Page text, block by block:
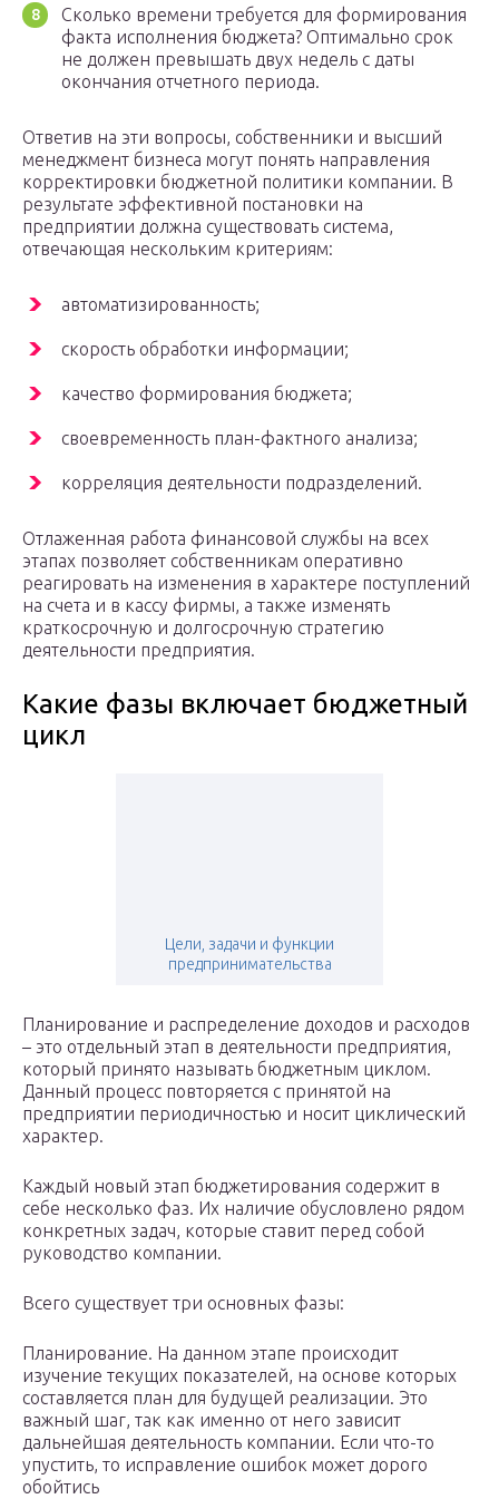
Сколько времени требуется для формирования
факта исполнения бюджета? Оптимально срок
не должен превышать двух недель с даты
окончания отчетного периода.
Ответив на эти вопросы, собственники и высший
менеджмент бизнеса могут понять направления
корректировки бюджетной политики компании. В
результате эффективной постановки на
предприятии должна существовать система,
отвечающая нескольким критериям:
автоматизированность;
скорость обработки информации;
качество формирования бюджета;
своевременность план-фактного анализа;
корреляция деятельности подразделений.
Отлаженная работа финансовой службы на всех
этапах позволяет собственникам оперативно
реагировать на изменения в характере поступлений
на счета и в кассу фирмы, а также изменять
краткосрочную и долгосрочную стратегию
деятельности предприятия.
Какие фазы включает бюджетный
цикл
Цели, задачи и функции
предпринимательства
Планирование и распределение доходов и расходов
– это отдельный этап в деятельности предприятия,
который принято называть бюджетным циклом.
Данный процесс повторяется с принятой на
предприятии периодичностью и носит циклический
характер.
Каждый новый этап бюджетирования содержит в
себе несколько фаз. Их наличие обусловлено рядом
конкретных задач, которые ставит перед собой
руководство компании.
Всего существует три основных фазы:
Планирование. На данном этапе происходит
изучение текущих показателей, на основе которых
составляется план для будущей реализации. Это
важный шаг, так как именно от него зависит
дальнейшая деятельность компании. Если что-то
упустить, то исправление ошибок может дорого
обойтись